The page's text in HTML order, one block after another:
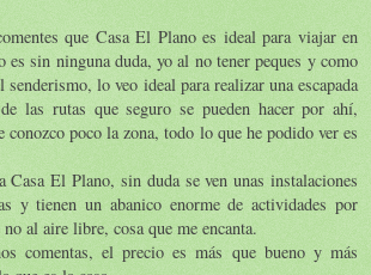
que Casa El Plano es ideal para viajar en
sin ninguna duda, yo al no tener peques y como
senderismo, lo veo ideal para realizar una escapada
las rutas que seguro se pueden hacer por ahí,
conozco poco la zona, todo lo que he podido ver es
Casa El Plano, sin duda se ven unas instalaciones
y tienen un abanico enorme de actividades por
al aire libre, cosa que me encanta.
comentas, el precio es más que bueno y más